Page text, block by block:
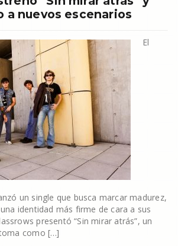
a nuevos escenarios
El
un single que busca marcar madurez,
identidad más firme de cara a sus
presentó “Sin mirar atrás”, un
como […]